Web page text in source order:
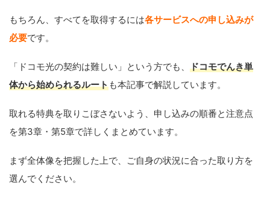
もちろん、すべてを取得するには各サービスへの申し込みが
必要です。
「ドコモ光の契約は難しい」という方でも、 ドコモでんき単
体から始められるルートも本記事で解説しています。
取れる特典を取りこぼさないよう、申し込みの順番と注意点
を第3章・第5章で詳しくまとめています。
まず全体像を把握した上で、ご自身の状況に合った取り方を
選んでください。